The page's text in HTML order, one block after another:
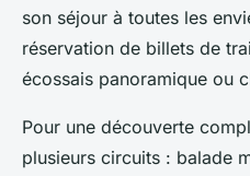
son séjour à toutes les
réservation de billets de
écossais panoramique ou
Pour une découverte
plusieurs circuits : balade